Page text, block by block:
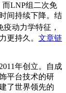
而LNP组二次免
间持续下降。结
动力学特征，
更持久。 文章链
年创立。自成
平台技术的研
了世界领先的